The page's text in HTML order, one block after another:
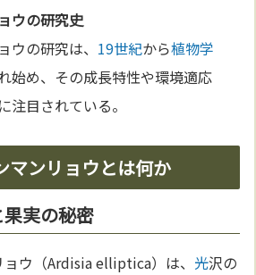
ウの研究史
ウの研究は、 19世紀から植物学
始め、その成長特性や環境適応
注目されている。
マンリョウとは何か
実の秘密
ウ（Ardisia elliptica）は、 光沢の